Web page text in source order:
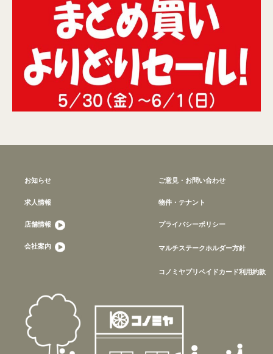
お知らせ
求人情報
店舗情報
会社案内
ご意見・お問い合わせ
物件・テナント
プライバシーポリシー
マルチステークホルダー方針
コノミヤプリペイドカード利用約款